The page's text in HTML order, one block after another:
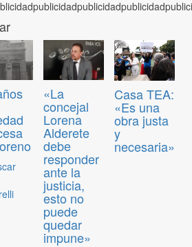
«La
concejal
Lorena
Alderete
debe
responder
ante la
justicia,
esto no
puede
quedar
impune»
Casa TEA:
«Es una
obra justa
y
necesaria»